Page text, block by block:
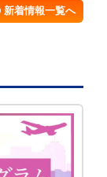
新着情報一覧へ